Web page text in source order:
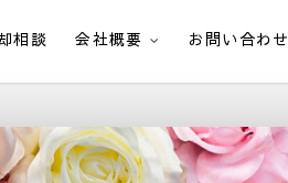
相談 会社概要 お問い合わせ